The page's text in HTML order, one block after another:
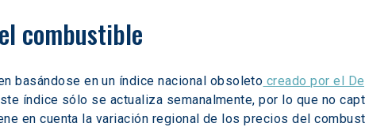
combustible
basándose en un índice nacional obsoleto creado por el
índice sólo se actualiza semanalmente, por lo que no
en cuenta la variación regional de los precios del